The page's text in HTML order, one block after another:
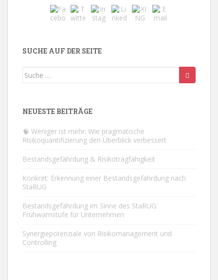
SUCHE AUF DER SEITE
Suche
NEUESTE BEITRÄGE
🧠 Weniger ist mehr: Wie pragmatische
Risikoquantifizierung den Überblick verbessert
Bestandsgefährdung & Risikotragfähigkeit
Konkret: Erkennung einer Bestandsgefährdung nach
StaRUG
Bestandsgefährdung im Sinne des StaRUG:
Frühwarnstufe für Unternehmen
Synergiepotenziale von Risikomanagement und
Controlling